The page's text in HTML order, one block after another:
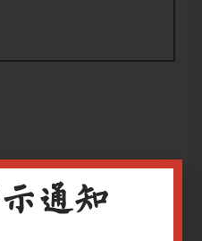
、病机、辨证分型及治
的基础上介绍耳聋耳鸣中
通知